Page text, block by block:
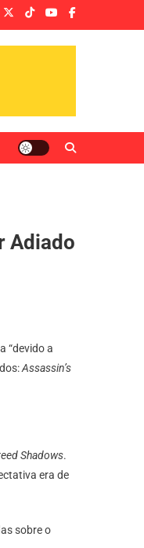
Adiado
“devido a
Assassin’s
Shadows.
era de
sobre o